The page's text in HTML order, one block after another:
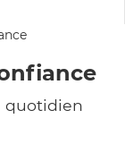
quotidien